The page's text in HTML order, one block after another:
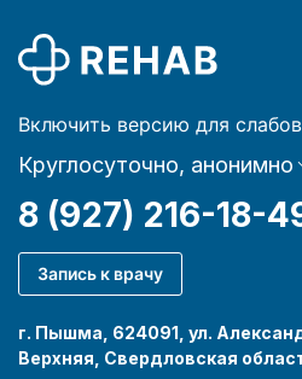
Включить версию для
Круглосуточно, анонимно
8 (927) 216-18-
Запись к врачу
г. Пышма, 624091, ул.
Верхняя, Свердловская